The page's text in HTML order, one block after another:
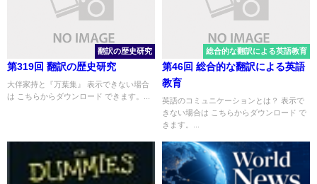
翻訳の歴史研究
第319回 翻訳の歴史研究
大伴家持と『万葉集』 表示できない場合
は こちらからダウンロード できます。...
総合的な翻訳による英語教育
第46回 総合的な翻訳による英語
教育
英語のコミュニケーションとは？ 表示で
きない場合は こちらからダウンロード で
きます。...